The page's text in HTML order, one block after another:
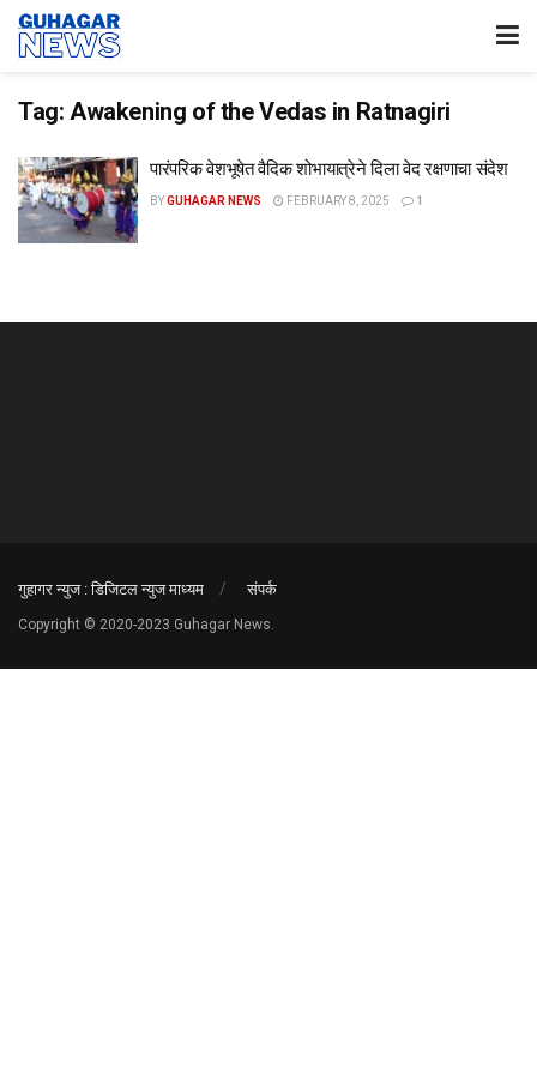
Tag: Awakening of the Vedas in Ratnagiri
पारंपरिक वेशभूषेत वैदिक शोभायात्रेने दिला वेद रक्षणाचा संदेश
BYGUHAGAR NEWS FEBRUARY 8, 2025 1
गुहागर न्युज : डिजिटल न्युज माध्यम संपर्क
Copyright © 2020-2023 Guhagar News.